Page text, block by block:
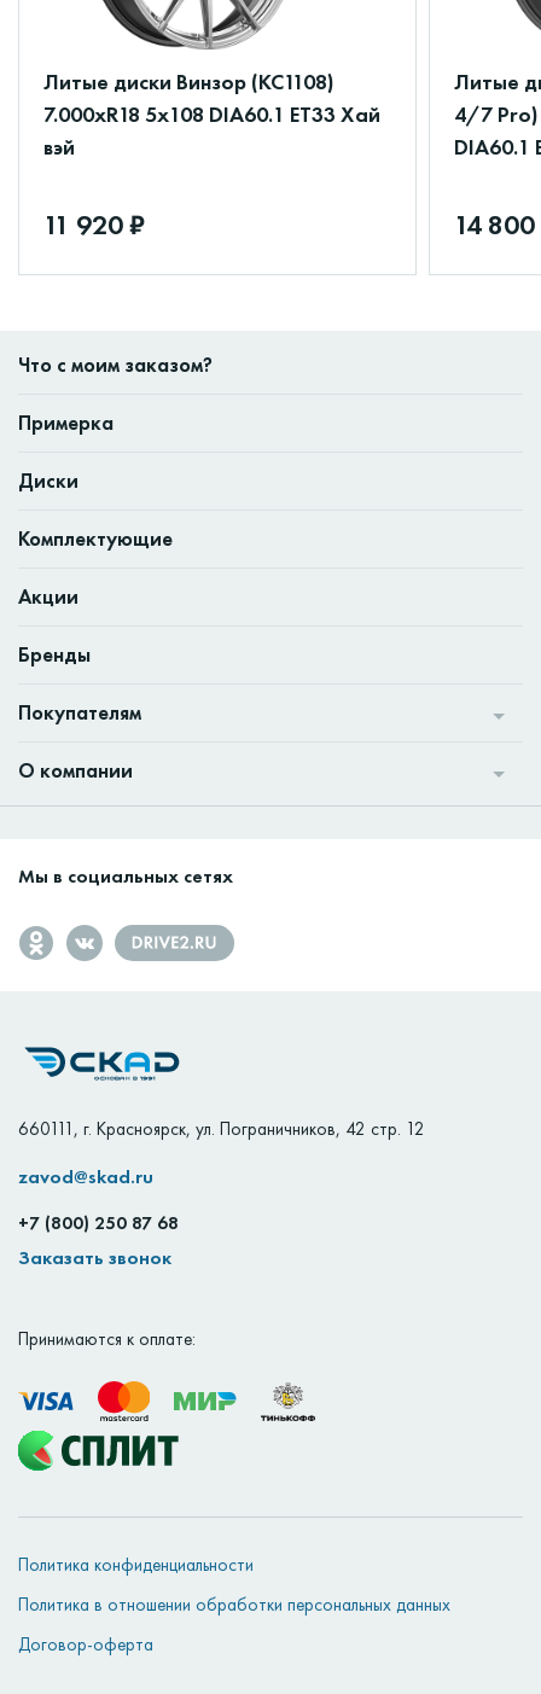
Литые диски Винзор (КС1108)
7.000xR18 5x108 DIA60.1 ET33 Хай
вэй
11 920 ₽
Литые
4/7 Pro)
DIA60.1
14
660111 , г. Красноярск, ул. Пограничников, 42 стр. 12
zavod@skad.ru
+7 (800) 250 87 68
Заказать звонок
Что с моим заказом?
Примерка
Диски
Комплектующие
Акции
Бренды
Покупателям
О компании
Мы в социальных сетях
Принимаются к оплате:
Политика конфиденциальности
Политика в отношении обработки персональных данных
Договор-оферта